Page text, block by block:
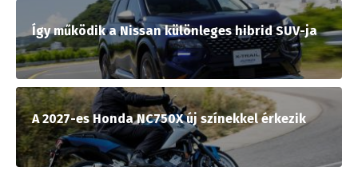
Így működik a Nissan különleges hibrid SUV-ja
A 2027-es Honda NC750X új színekkel érkezik